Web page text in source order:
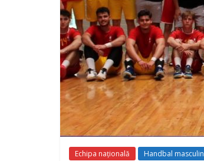
Echipa națională Handbal masculin